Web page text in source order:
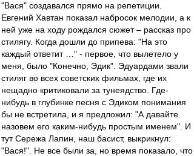
"Вася" создавался прямо на репетиции.
Евгений Хавтан показал набросок мелодии, а к
ней уже на ходу рождался сюжет – рассказ про
стилягу. Когда дошли до припева: "На это
каждый ответит …" - первое, что вылетело у
меня, было "Конечно, Эдик". Эдуардами звали
стиляг во всех советских фильмах, где их
нещадно критиковали за тунеядство. Где-
нибудь в глубинке песня с Эдиком понимания
бы не встретила, и я предложил: "А давайте
назовем его каким-нибудь простым именем". И
тут Сережа Лапин, наш басист, выкрикнул:
"Вася!". Не все были за, но время показало, что